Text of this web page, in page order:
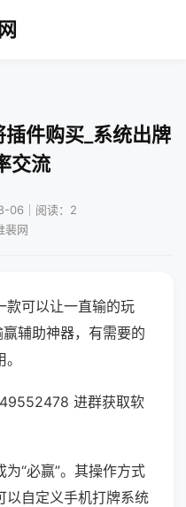
件购买_系统出牌
交流
06｜阅读：2
裴网
款可以让一直输的玩
辅助神器，有需要的
进群获取软
“必赢”。其操作方式
以自定义手机打牌系统